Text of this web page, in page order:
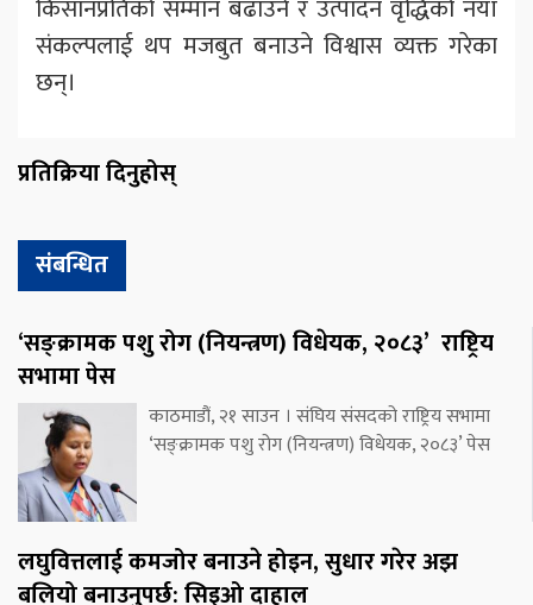
किसानप्रतिको सम्मान बढाउने र उत्पादन वृद्धिको नयाँ
संकल्पलाई थप मजबुत बनाउने विश्वास व्यक्त गरेका
छन्।
प्रतिक्रिया दिनुहोस्
संबन्धित
‘सङ्क्रामक पशु रोग (नियन्त्रण) विधेयक, २०८३’ राष्ट्रिय
सभामा पेस
काठमाडौं, २१ साउन । संघिय संसदको राष्ट्रिय सभामा
‘सङ्क्रामक पशु रोग (नियन्त्रण) विधेयक, २०८३’ पेस
लघुवित्तलाई कमजोर बनाउने होइन, सुधार गरेर अझ
बलियो बनाउनुपर्छ: सिइओ दाहाल